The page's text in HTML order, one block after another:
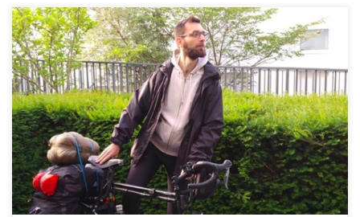
Dans cet épisode, je reçois Nicolas. Un documentaire sur l’élevage des
saumons lui a fait prendre conscience de l’impact de […]